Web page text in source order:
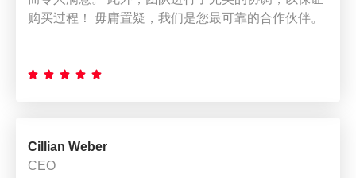
购买过程！ 毋庸置疑，我们是您最可靠的合作伙伴。
    
Cillian Weber
CEO